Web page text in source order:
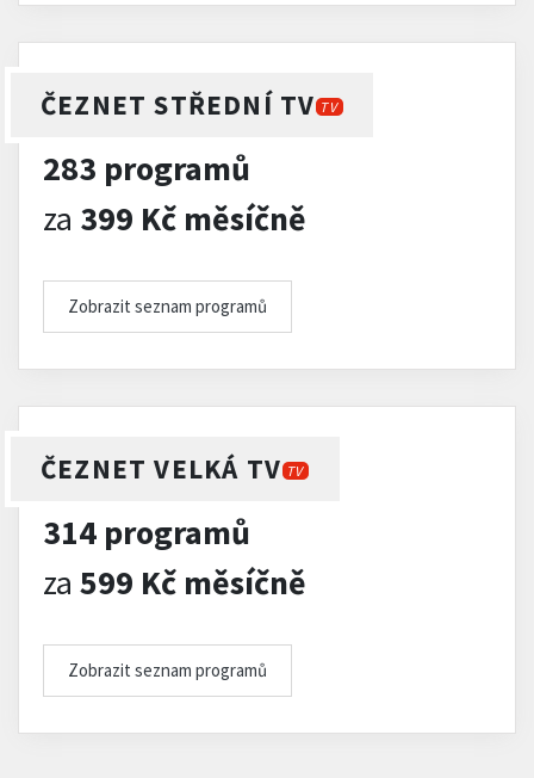
ČEZNET STŘEDNÍ TV TV
283 programů
za 399 Kč měsíčně
Zobrazit seznam programů
ČEZNET VELKÁ TV TV
314 programů
za 599 Kč měsíčně
Zobrazit seznam programů